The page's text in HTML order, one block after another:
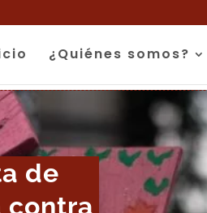
¿Quiénes somos?
de
contra